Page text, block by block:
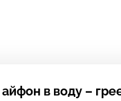
в воду –